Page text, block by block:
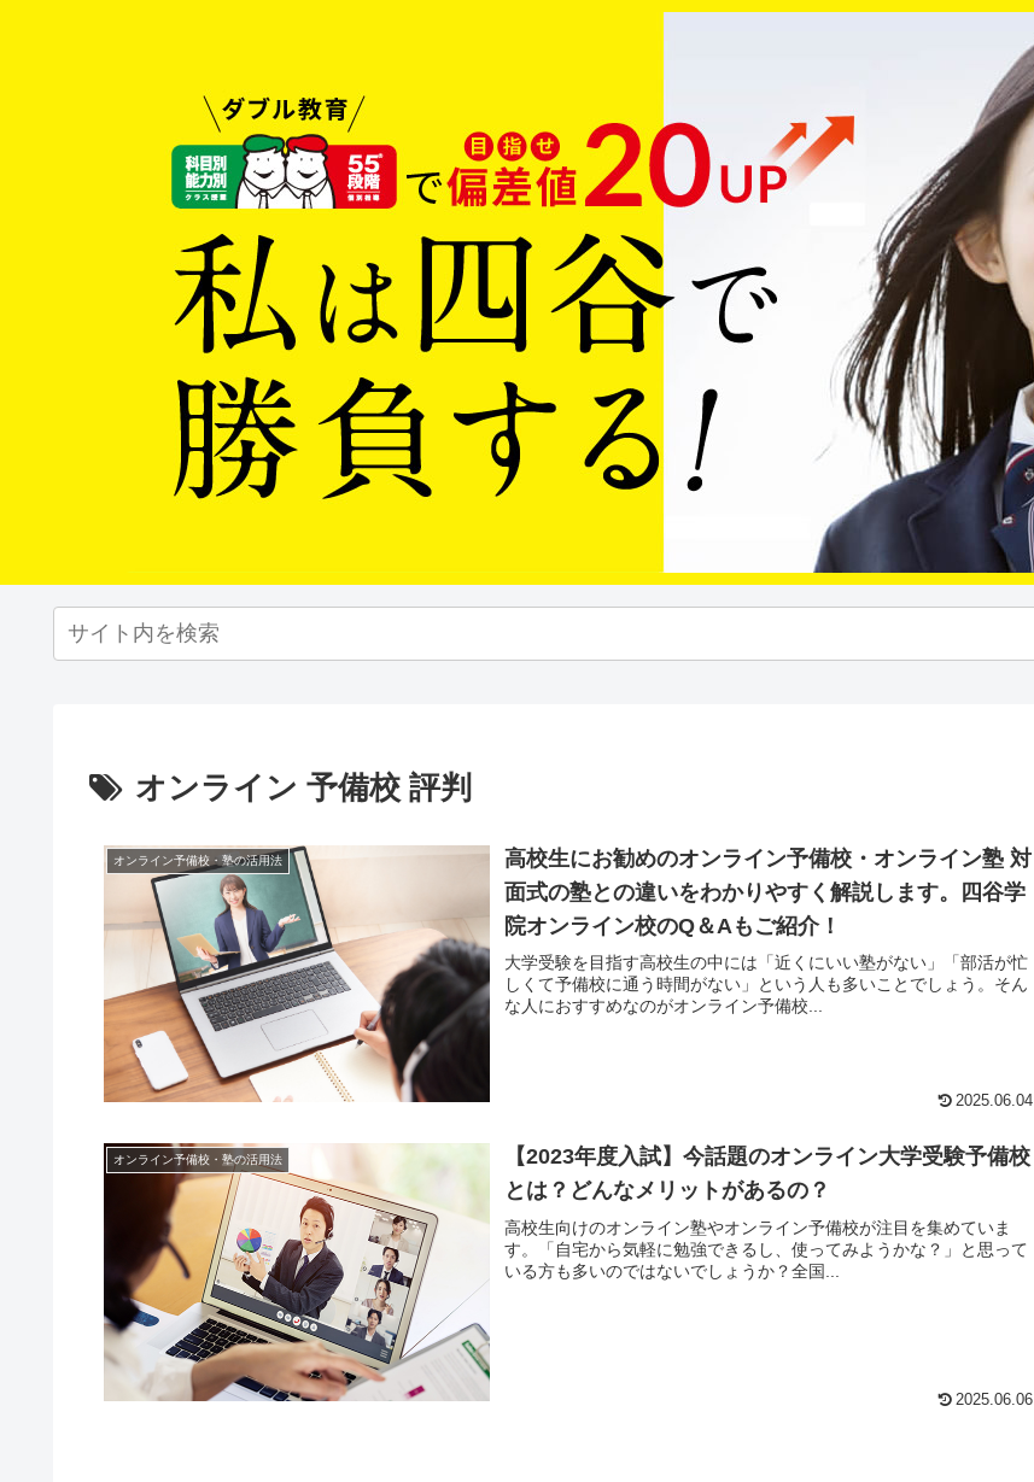
オンライン 予備校 評判
オンライン予備校・塾の活用法
高校生にお勧めのオンライン予備校・オンライン塾 対
面式の塾との違いをわかりやすく解説します。四谷学
院オンライン校のQ＆Aもご紹介！
大学受験を目指す高校生の中には「近くにいい塾がない」「部活が忙
しくて予備校に通う時間がない」という人も多いことでしょう。そん
な人におすすめなのがオンライン予備校...
2025.06.04
オンライン予備校・塾の活用法
【2023年度入試】今話題のオンライン大学受験予備校
とは？どんなメリットがあるの？
高校生向けのオンライン塾やオンライン予備校が注目を集めていま
す。「自宅から気軽に勉強できるし、使ってみようかな？」と思って
いる方も多いのではないでしょうか？全国...
2025.06.06